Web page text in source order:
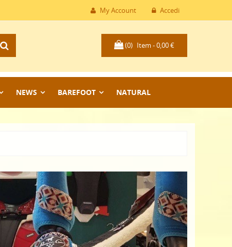
My Account Accedi
(0) Item -0,00 €
NEWS BAREFOOT NATURAL